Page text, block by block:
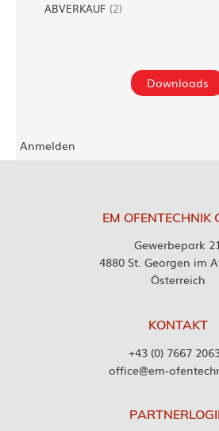
ABVERKAUF (2)
Downloads
Anmelden
EM OFENTECHNIK
Gewerbepark
4880 St. Georgen im
Österreich
KONTAKT
+43 (0) 7667
office@em-